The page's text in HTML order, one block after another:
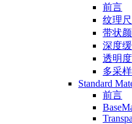
前言
纹理
带状
深度
透明
多采
Standard
前言